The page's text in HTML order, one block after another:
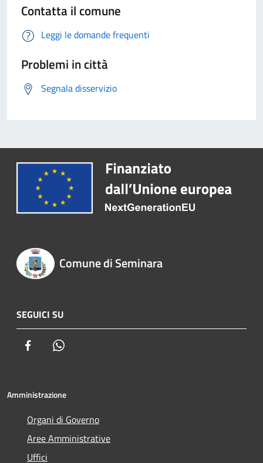
Contatta il comune
Leggi le domande frequenti
Problemi in città
Segnala disservizio
Comune di Seminara
SEGUICI SU
Facebook
Amministrazione
Organi di Governo
Aree Amministrative
Uffici